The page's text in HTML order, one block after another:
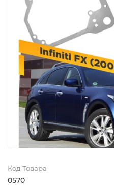
Код Товара
0570